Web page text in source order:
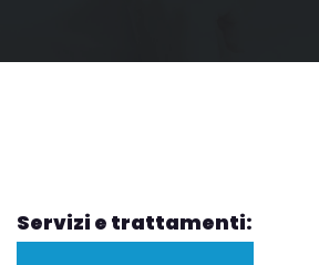
Servizi e trattamenti: